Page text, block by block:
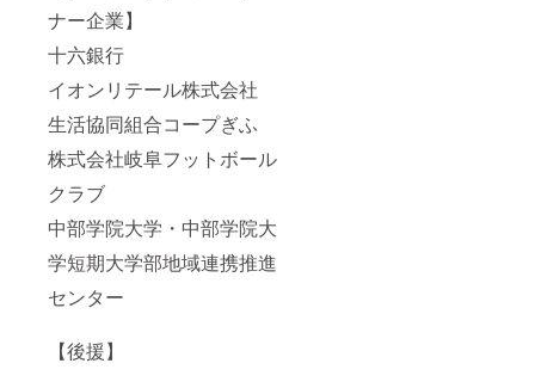
ナー企業】
十六銀行
イオンリテール株式会社
生活協同組合コープぎふ
株式会社岐阜フットボール
クラブ
中部学院大学・中部学院大
学短期大学部地域連携推進
センター
【後援】